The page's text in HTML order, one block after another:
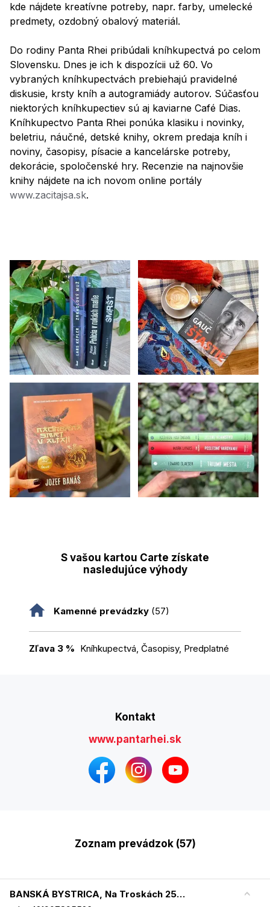
kde nájdete kreatívne potreby, napr. farby, umelecké
predmety, ozdobný obalový materiál.
Do rodiny Panta Rhei pribúdali kníhkupectvá po celom
Slovensku. Dnes je ich k dispozícii už 60. Vo
vybraných kníhkupectvách prebiehajú pravidelné
diskusie, krsty kníh a autogramiády autorov. Súčasťou
niektorých kníhkupectiev sú aj kaviarne Café Dias.
Kníhkupectvo Panta Rhei ponúka klasiku i novinky,
beletriu, náučné, detské knihy, okrem predaja kníh i
noviny, časopisy, písacie a kancelárske potreby,
dekorácie, spoločenské hry. Recenzie na najnovšie
knihy nájdete na ich novom online portály
www.zacitajsa.sk.
S vašou kartou Carte získate
nasledujúce výhody
Kamenné prevádzky (57)
Zľava 3 % Kníhkupectvá, Časopisy, Predplatné
Kontakt
www.pantarhei.sk
Zoznam prevádzok (57)
BANSKÁ BYSTRICA, Na Troskách 25 - EUROPA SC